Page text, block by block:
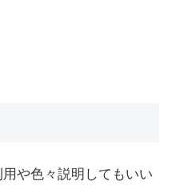
や色々説明してもいい